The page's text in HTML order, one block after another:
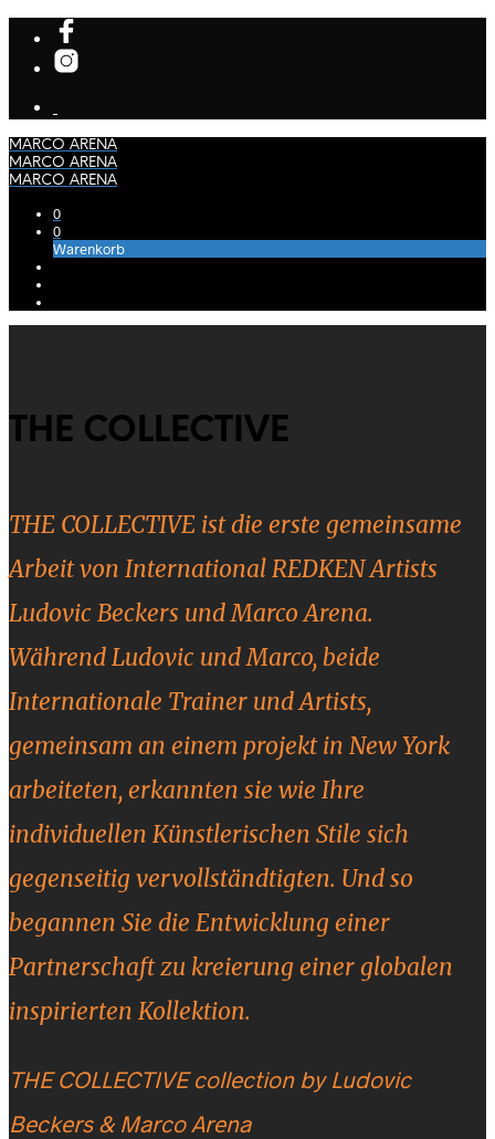
MARCO ARENA
MARCO ARENA
MARCO ARENA
0
0
Warenkorb
THE COLLECTIVE
THE COLLECTIVE ist die erste gemeinsame
Arbeit von International REDKEN Artists
Ludovic Beckers und Marco Arena.
Während Ludovic und Marco, beide
Internationale Trainer und Artists,
gemeinsam an einem projekt in New York
arbeiteten, erkannten sie wie Ihre
individuellen Künstlerischen Stile sich
gegenseitig vervollständtigten. Und so
begannen Sie die Entwicklung einer
Partnerschaft zu kreierung einer globalen
inspirierten Kollektion.
THE COLLECTIVE collection by Ludovic
Beckers & Marco Arena